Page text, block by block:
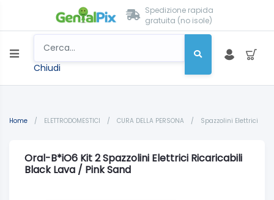
Spedizione rapida
gratuita (no isole)
Chiudi
Home / ELETTRODOMESTICI / CURA DELLA PERSONA / Spazzolini Elettrici
Oral-B*iO6 Kit 2 Spazzolini Elettrici Ricaricabili
Black Lava / Pink Sand